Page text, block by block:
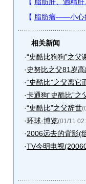
相关新闻
·“史酷比狗狗”之父
· 史努比之父81岁
·“史酷比”之父离它
·卡通狗“史酷比”
·“史酷比”之父辞世
·环球·博览(01/11
·2006远去的背影(
·TV今明电视